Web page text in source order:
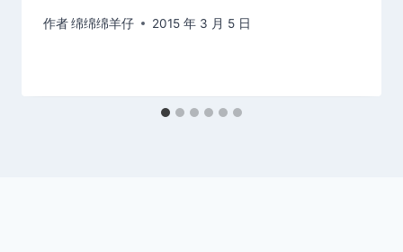
作者绵绵绵羊仔 2015 年 3 月 5 日